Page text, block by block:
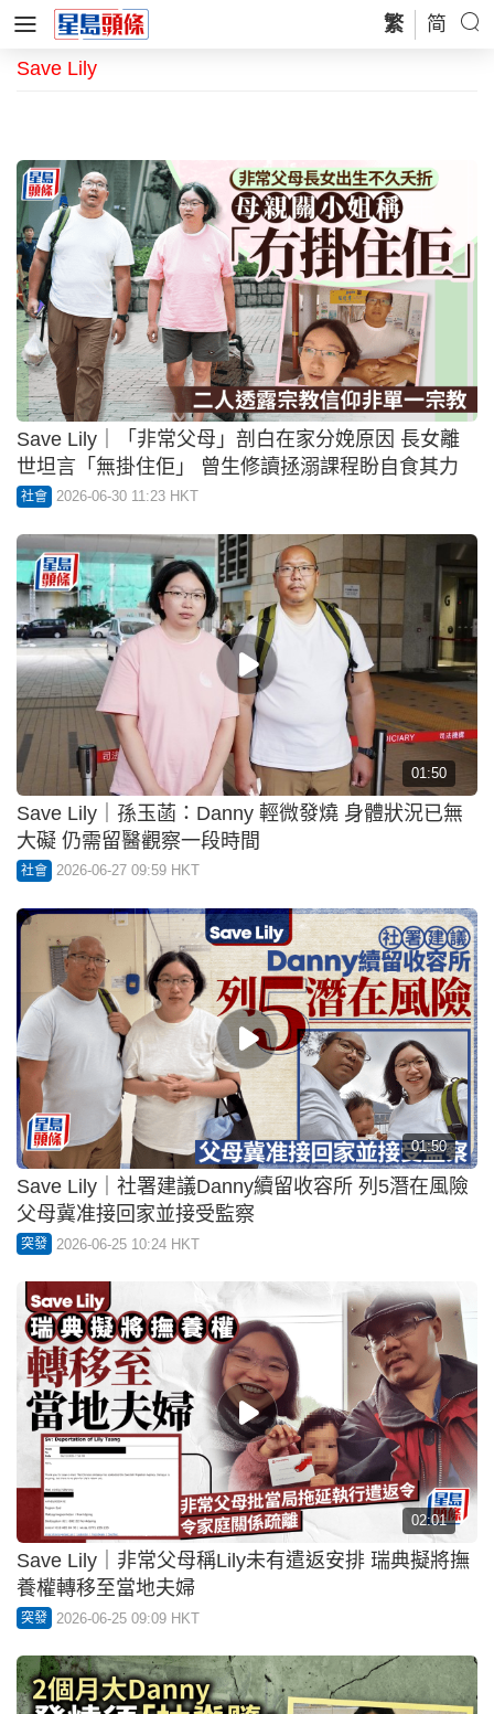
繁 简
Save Lily
Save Lily｜「非常父母」剖白在家分娩原因 長女離
世坦言「無掛住佢」 曾生修讀拯溺課程盼自食其力
社會 2026-06-30 11:23 HKT
01:50
Save Lily｜孫玉菡：Danny 輕微發燒 身體狀況已無
大礙 仍需留醫觀察一段時間
社會 2026-06-27 09:59 HKT
01:50
Save Lily｜社署建議Danny續留收容所 列5潛在風險
父母冀准接回家並接受監察
突發 2026-06-25 10:24 HKT
02:01
Save Lily｜非常父母稱Lily未有遣返安排 瑞典擬將撫
養權轉移至當地夫婦
突發 2026-06-25 09:09 HKT